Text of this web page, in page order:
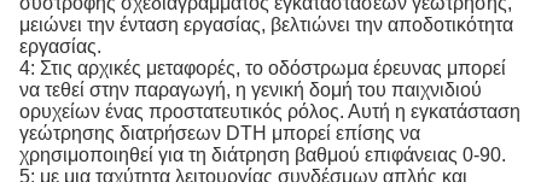
μειώνει την ένταση εργασίας, βελτιώνει την αποδοτικότητα
εργασίας.
4: Στις αρχικές μεταφορές, το οδόστρωμα έρευνας μπορεί
να τεθεί στην παραγωγή, η γενική δομή του παιχνιδιού
ορυχείων ένας προστατευτικός ρόλος. Αυτή η εγκατάσταση
γεώτρησης διατρήσεων DTH μπορεί επίσης να
χρησιμοποιηθεί για τη διάτρηση βαθμού επιφάνειας 0-90.
5: με μια ταχύτητα λειτουργίας συνδέσμων απλής και